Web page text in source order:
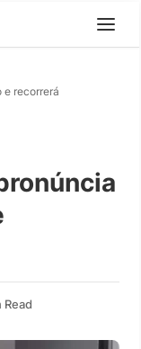
e recorrerá
Read